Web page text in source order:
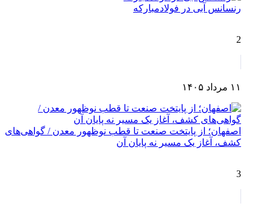
رنسانس آبی در فولادمبارکه
2
۱۱ مرداد ۱۴۰۵
اصفهان؛ از پایتخت صنعت تا قطب نوظهور معدن / گواهی‌های
کشف، آغاز یک مسیر نه پایان آن
3